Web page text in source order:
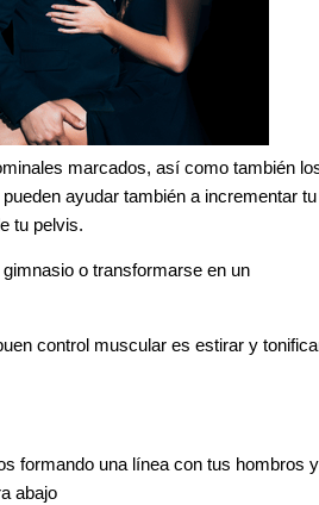
marcados, así como también
ayudar también a incrementar tu
tu pelvis.
o transformarse en un
control muscular es estirar y
formando una línea con tus hombros y
abajo